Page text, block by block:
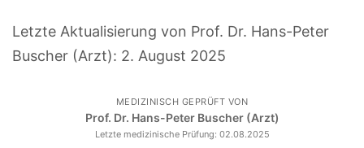
Letzte Aktualisierung von Prof. Dr. Hans-Peter
Buscher (Arzt): 2. August 2025
MEDIZINISCH GEPRÜFT VON
Prof. Dr. Hans-Peter Buscher (Arzt)
Letzte medizinische Prüfung: 02.08.2025